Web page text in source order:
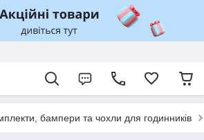
бампери та чохли для годинників